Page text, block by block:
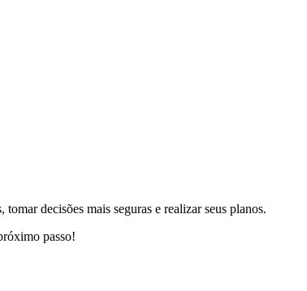
decisões mais seguras e realizar seus planos.
passo!